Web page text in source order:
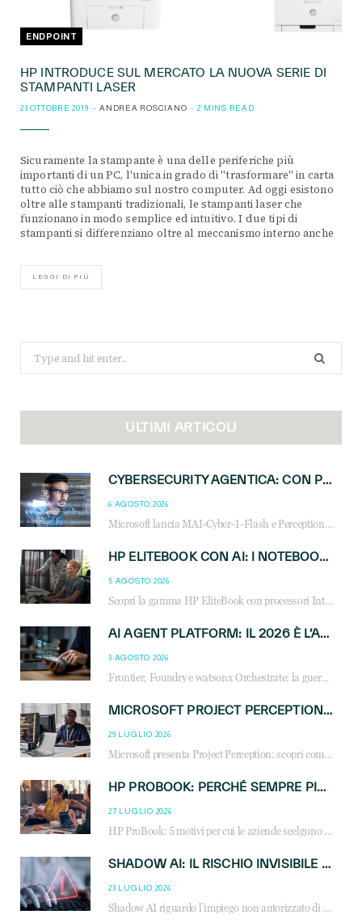
ENDPOINT
HP INTRODUCE SUL MERCATO LA NUOVA SERIE DI
STAMPANTI LASER
23 OTTOBRE 2019 ANDREA ROSCIANO 2 MINS READ
Sicuramente la stampante è una delle periferiche più
importanti di un PC, l'unica in grado di "trasformare" in carta
tutto ciò che abbiamo sul nostro computer. Ad oggi esistono
oltre alle stampanti tradizionali, le stampanti laser che
funzionano in modo semplice ed intuitivo. I due tipi di
stampanti si differenziano oltre al meccanismo interno anche
LEGGI DI PIÙ
for:
ULTIMI ARTICOLI
CYBERSECURITY AGENTICA: CON PERCEPTION E MAI-CYBER-1-FLASH MICROSOFT APRE NUOVI SERVIZI PER IL CANALE
6 AGOSTO 2026
Microsoft lancia MAI-Cyber-1-Flash e Perception: cybersecurity agentica in preview dal 3 novembre. Cosa cambia per MSP, system integrator e reseller.
HP ELITEBOOK CON AI: I NOTEBOOK BUSINESS INTELLIGENTI CHE TRASFORMANO PRODUTTIVITÀ, SICUREZZA E LAVORO IBRIDO
5 AGOSTO 2026
Scopri la gamma HP EliteBook con processori Intel® Core™ Ultra e AMD Ryzen™ AI. Notebook business progettati per aumentare la produttività, migliorare la collaborazione e garantire sicurezza avanzata in ufficio e in mobilità.
AI AGENT PLATFORM: IL 2026 È L’ANNO DEL «SISTEMA OPERATIVO» PER GLI AGENTI AZIENDALI
3 AGOSTO 2026
Frontier, Foundry e watsonx Orchestrate: la guerra delle piattaforme AI agent ridisegna il mercato IT. Cosa cambia per reseller, MSP e system integrator.
MICROSOFT PROJECT PERCEPTION: COME GLI AGENTI AI CAMBIERANNO SOC, CYBERSECURITY E SERVIZI MSP
29 LUGLIO 2026
Microsoft presenta Project Perception: scopri come gli agenti AI possono trasformare cybersecurity, SOC e servizi gestiti degli MSP.
HP PROBOOK: PERCHÉ SEMPRE PIÙ AZIENDE SCELGONO NOTEBOOK PROGETTATI PER IL LAVORO MODERNO
27 LUGLIO 2026
HP ProBook: 5 motivi per cui le aziende scelgono i notebook business HP per migliorare produttività, sicurezza e gestione dell’AI.
SHADOW AI: IL RISCHIO INVISIBILE CHE LE AZIENDE POSSONO GOVERNARE
23 LUGLIO 2026
Shadow AI riguardo l’impiego non autorizzato di sistemi AI all’interno dell’azienda. E’ una pratica che si diffonde a partire dai dipendenti fino ai dirigenti e mette a repentaglio la cybersecurity, con costi più elevati per le organizzazioni. Due recenti report illustrano il fenomeno e forniscono dati in merito